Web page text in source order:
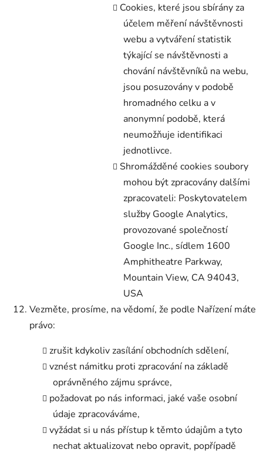
Cookies, které jsou sbírány za
účelem měření návštěvnosti
webu a vytváření statistik
týkající se návštěvnosti a
chování návštěvníků na webu,
jsou posuzovány v podobě
hromadného celku a v
anonymní podobě, která
neumožňuje identifikaci
jednotlivce.
Shromážděné cookies soubory
mohou být zpracovány dalšími
zpracovateli: Poskytovatelem
služby Google Analytics,
provozované společností
Google Inc., sídlem 1600
Amphitheatre Parkway,
Mountain View, CA 94043,
USA
Vezměte, prosíme, na vědomí, že podle Nařízení máte
právo:
zrušit kdykoliv zasílání obchodních sdělení,
vznést námitku proti zpracování na základě
oprávněného zájmu správce,
požadovat po nás informaci, jaké vaše osobní
údaje zpracováváme,
vyžádat si u nás přístup k těmto údajům a tyto
nechat aktualizovat nebo opravit, popřípadě